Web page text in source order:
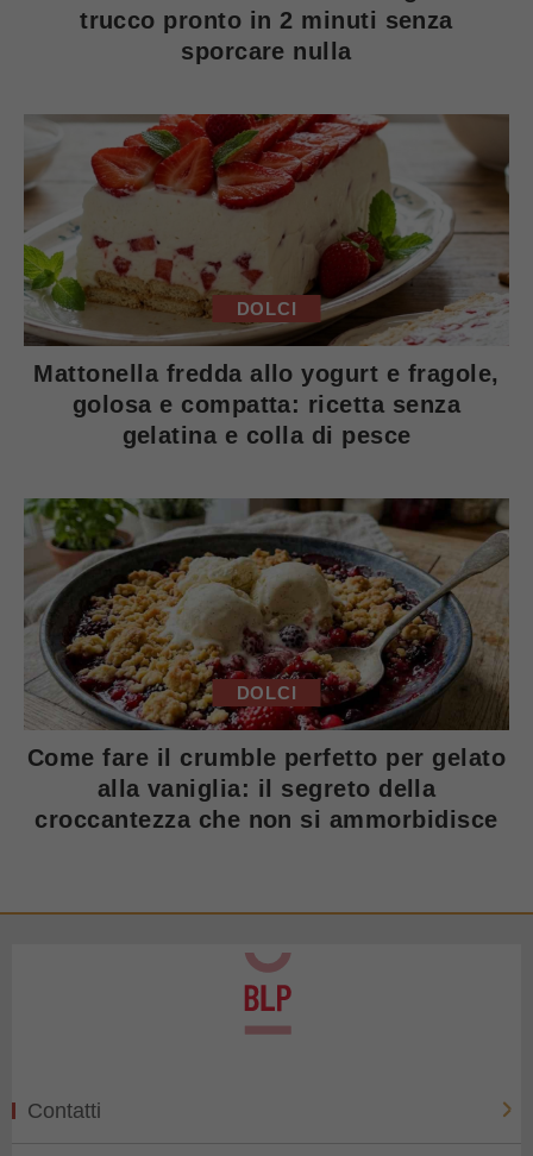
trucco pronto in 2 minuti senza
sporcare nulla
DOLCI
Mattonella fredda allo yogurt e fragole,
golosa e compatta: ricetta senza
gelatina e colla di pesce
DOLCI
Come fare il crumble perfetto per gelato
alla vaniglia: il segreto della
croccantezza che non si ammorbidisce
Contatti